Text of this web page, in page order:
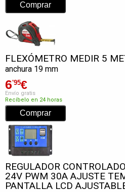
FLEXÓMETRO MEDIR 5
anchura 19 mm
6'95€
Envío gratis
Recíbelo en 24 horas
REGULADOR
24V PWM 30A AJUSTE
PANTALLA LCD